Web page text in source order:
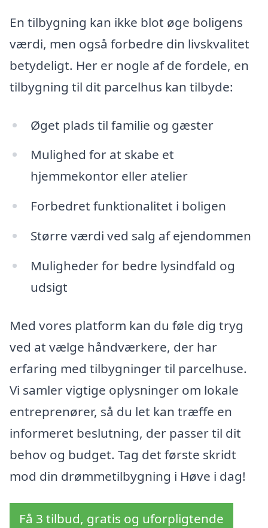
En tilbygning kan ikke blot øge boligens
værdi, men også forbedre din livskvalitet
betydeligt. Her er nogle af de fordele, en
tilbygning til dit parcelhus kan tilbyde:
Øget plads til familie og gæster
Mulighed for at skabe et
hjemmekontor eller atelier
Forbedret funktionalitet i boligen
Større værdi ved salg af ejendommen
Muligheder for bedre lysindfald og
udsigt
Med vores platform kan du føle dig tryg
ved at vælge håndværkere, der har
erfaring med tilbygninger til parcelhuse.
Vi samler vigtige oplysninger om lokale
entreprenører, så du let kan træffe en
informeret beslutning, der passer til dit
behov og budget. Tag det første skridt
mod din drømmetilbygning i Høve i dag!
Få 3 tilbud, gratis og uforpligtende